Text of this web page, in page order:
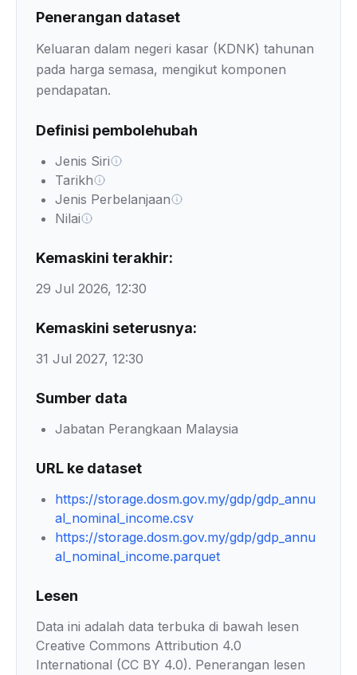
Penerangan dataset
Keluaran dalam negeri kasar (KDNK) tahunan
pada harga semasa, mengikut komponen
pendapatan.
Definisi pembolehubah
Jenis Siri
Tarikh
Jenis Perbelanjaan
Nilai
Kemaskini terakhir:
29 Jul 2026, 12:30
Kemaskini seterusnya:
31 Jul 2027, 12:30
Sumber data
Jabatan Perangkaan Malaysia
URL ke dataset
https://storage.dosm.gov.my/gdp/gdp_annu
al_nominal_income.csv
https://storage.dosm.gov.my/gdp/gdp_annu
al_nominal_income.parquet
Lesen
Data ini adalah data terbuka di bawah lesen
Creative Commons Attribution 4.0
International (CC BY 4.0). Penerangan lesen